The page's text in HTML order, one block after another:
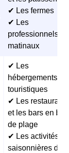
✔ Les fermes
✔ Les
professionnels
matinaux
✔ Les
hébergements
touristiques
✔ Les restaurants
et les bars en
de plage
✔ Les activités
saisonnières